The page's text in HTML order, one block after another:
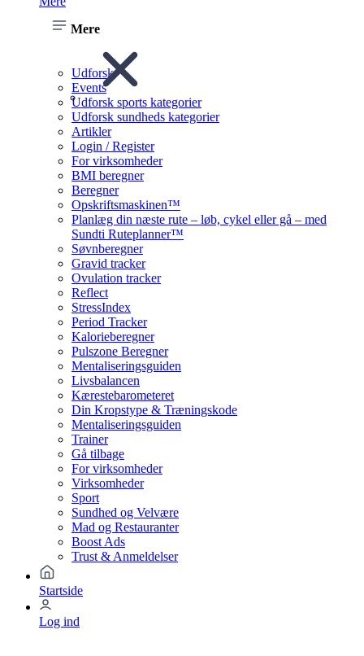
Mere
Udforsk
Events
Udforsk sports kategorier
Udforsk sundheds kategorier
Artikler
Login / Register
For virksomheder
BMI beregner
Beregner
Opskriftsmaskinen™
Planlæg din næste rute – løb, cykel eller gå – med
Sundti Ruteplanner™
Søvnberegner
Gravid tracker
Ovulation tracker
Reflect
StressIndex
Period Tracker
Kalorieberegner
Pulszone Beregner
Mentaliseringsguiden
Livsbalancen
Kærestebarometeret
Din Kropstype & Træningskode
Mentaliseringsguiden
Trainer
Gå tilbage
For virksomheder
Virksomheder
Sport
Sundhed og Velvære
Mad og Restauranter
Boost Ads
Trust & Anmeldelser
Startside
Log ind